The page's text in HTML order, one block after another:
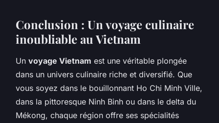
Conclusion : Un voyage culinaire
inoubliable au Vietnam
Un voyage Vietnam est une véritable plongée
dans un univers culinaire riche et diversifié. Que
vous soyez dans le bouillonnant Ho Chi Minh Ville,
dans la pittoresque Ninh Binh ou dans le delta du
Mékong, chaque région offre ses spécialités